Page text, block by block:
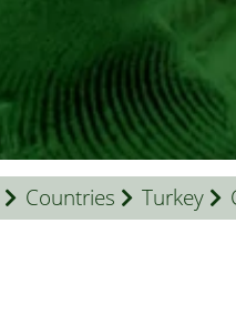
Countries Turkey